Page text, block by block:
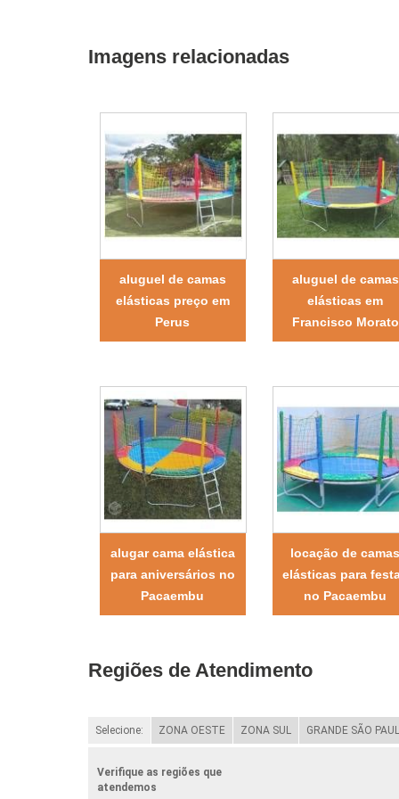
Imagens relacionadas
aluguel de camas
elásticas preço em
Perus
aluguel de camas
elásticas em
Francisco Morato
alugar cama elástica
para aniversários no
Pacaembu
locação de
elásticas para
no Pacaembu
Regiões de Atendimento
Selecione: ZONA OESTE ZONA SUL GRANDE SÃO
Verifique as regiões que
atendemos